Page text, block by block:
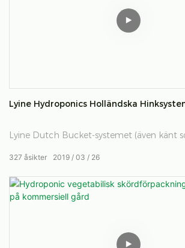
Lyine Hydroponics Holländska
Lyine Dutch Bucket-systemet (även känt
vintomater, paprika (capsicum), gurkor
Du kan använda nästan alla typer av
2019 03 26
327 åsikter